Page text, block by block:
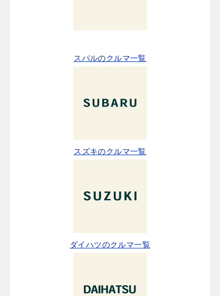
スバルのクルマ一覧
スズキのクルマ一覧
ダイハツのクルマ一覧